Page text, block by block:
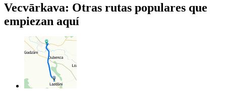
Vecvārkava: Otras rutas populares que
empiezan aquí